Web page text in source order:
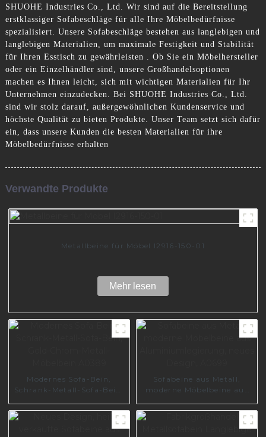
SHUOHE Industries Co., Ltd. Wir sind auf die Bereitstellung
erstklassiger Sofabeschläge für alle Ihre Möbelbedürfnisse
spezialisiert. Unsere Sofabeschläge bestehen aus langlebigen und
langlebigen Materialien, um maximale Festigkeit und Stabilität
für Ihren Esstisch zu gewährleisten . Ob Sie ein Möbelhersteller
oder ein Einzelhändler sind, unsere Großhandelsoptionen
machen es Ihnen leicht, sich mit wichtigen Materialien für Ihr
Unternehmen einzudecken. Bei SHUOHE Industries Co., Ltd.
sind wir stolz darauf, außergewöhnlichen Kundenservice und
höchste Qualität zu bieten Produkte. Unser Team setzt sich dafür
ein, dass unsere Kunden die besten Materialien für ihre
Möbelbedürfnisse erhalten
Verwandte Produkte
Metallbeine für Möbel I2916-150-01
Mehr lesen
Modernes Sofa-Bein,
Schrank-Metall-Sofa-Bein,
Möbelbein A0389
Sofabeine aus Metall,
moderne Möbelbeine aus
neues Design, A0699